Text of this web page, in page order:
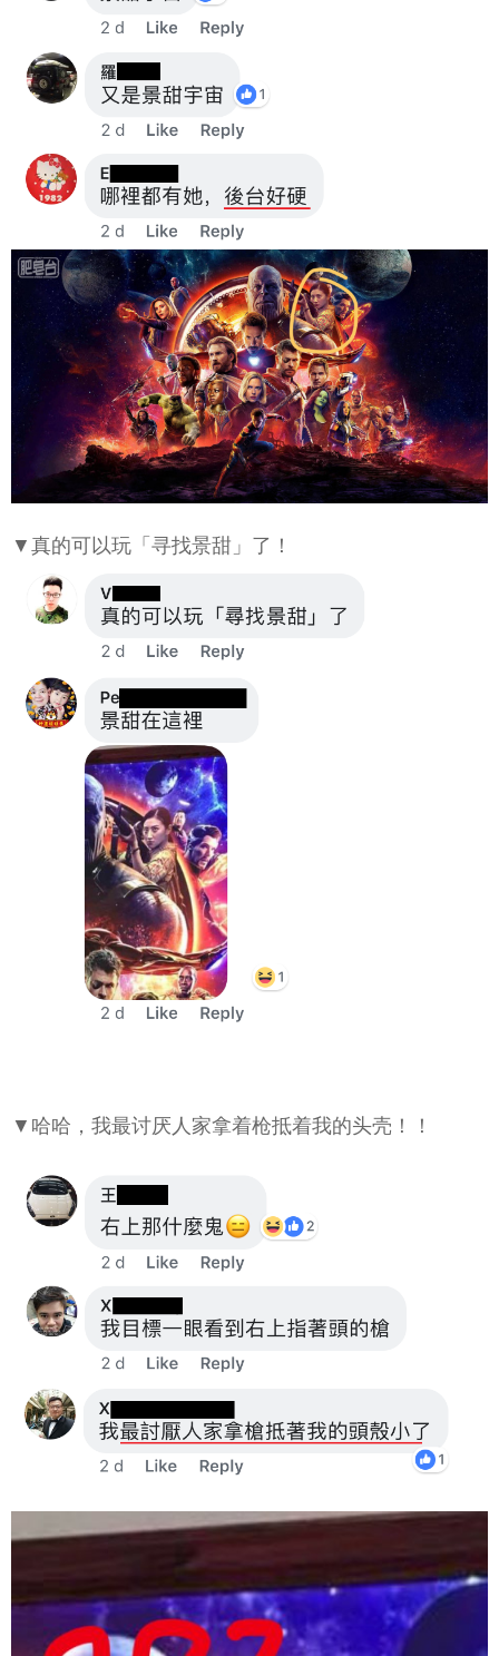
▼真的可以玩「寻找景甜」了！
▼哈哈，我最讨厌人家拿着枪抵着我的头壳！！